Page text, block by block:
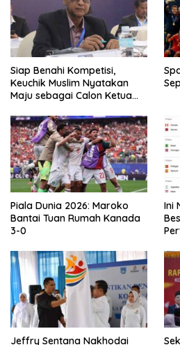
Siap Benahi Kompetisi,
Keuchik Muslim Nyatakan
Maju sebagai Calon Ketua
Piala Dunia 2026: Maroko
Bantai Tuan Rumah Kanada
3-0
Ini
Jeffry Sentana Nakhodai